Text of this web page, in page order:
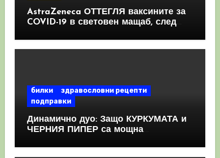
AstraZeneca ОТТЕГЛЯ ваксините за
COVID-19 в световен мащаб, след
билки
здравословни рецепти
подправки
Динамично дуо: Защо КУРКУМАТА и
ЧЕРНИЯ ПИПЕР са мощна